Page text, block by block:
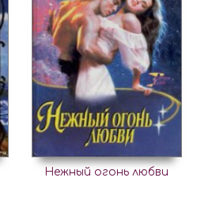
Нежный огонь любви